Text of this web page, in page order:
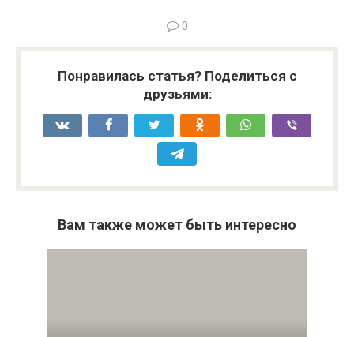
0
Понравилась статья? Поделиться с
друзьями:
Вам также может быть интересно